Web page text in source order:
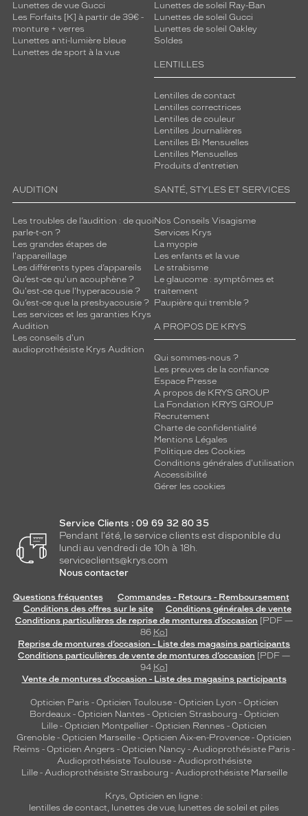
Lunettes de vue Gucci
Les Forfaits [K] à partir de 39€ -
monture + verres
Lunettes anti-lumière bleue
Lunettes de sport à la vue
Lunettes de soleil Ray-Ban
Lunettes de soleil Gucci
Lunettes de soleil Oakley
Soldes
LENTILLES
Lentilles de contact
Lentilles correctrices
Lentilles de couleur
Lentilles Journalières
Lentilles Bi Mensuelles
Lentilles Mensuelles
Produits d'entretien
AUDITION
Les troubles de l’audition : de quoi
parle-t-on ?
Les grandes étapes de
l'appareillage
Les différents types d’appareils
Qu’est-ce qu'un acouphène ?
Qu'est-ce que l'hyperacousie ?
Qu’est-ce que la presbyacousie ?
Les services et les garanties Krys
Audition
Les conseils d'un
audioprothésiste Krys Audition
SANTÉ, STYLES ET SERVICES
Nos Conseils Visagisme
Services Krys
La myopie
Les enfants et la vue
Le strabisme
Le glaucome : symptômes et
traitement
Paupière qui tremble ?
A PROPOS DE KRYS
Qui sommes-nous ?
Les preuves de la confiance
Espace Presse
A propos de KRYS GROUP
La Fondation KRYS GROUP
Recrutement
Charte de confidentialité
Mentions Légales
Politique des Cookies
Conditions générales d'utilisation
Accessibilité
Gérer les cookies
Service Clients : 09 69 32 80 35
Pendant l'été, le service clients est disponible du
lundi au vendredi de 10h à 18h.
serviceclients@krys.com
Nous contacter
Questions fréquentes
Commandes - Retours - Remboursement
Conditions des offres sur le site
Conditions générales de vente
Conditions particulières de reprise de montures d’occasion [PDF —
86 Ko]
Reprise de montures d’occasion - Liste des magasins participants
Conditions particulières de vente de montures d’occasion [PDF —
94 Ko]
Vente de montures d’occasion - Liste des magasins participants
Opticien Paris - Opticien Toulouse- Opticien Lyon - Opticien
Bordeaux- Opticien Nantes - Opticien Strasbourg - Opticien
Lille - Opticien Montpellier - Opticien Rennes - Opticien
Grenoble - Opticien Marseille - Opticien Aix-en-Provence - Opticien
Reims - Opticien Angers - Opticien Nancy - Audioprothésiste Paris -
Audioprothésiste Toulouse- Audioprothésiste
Lille- Audioprothésiste Strasbourg - Audioprothésiste Marseille
Krys, Opticien en ligne :
lentilles de contact, lunettes de vue, lunettes de soleil et piles